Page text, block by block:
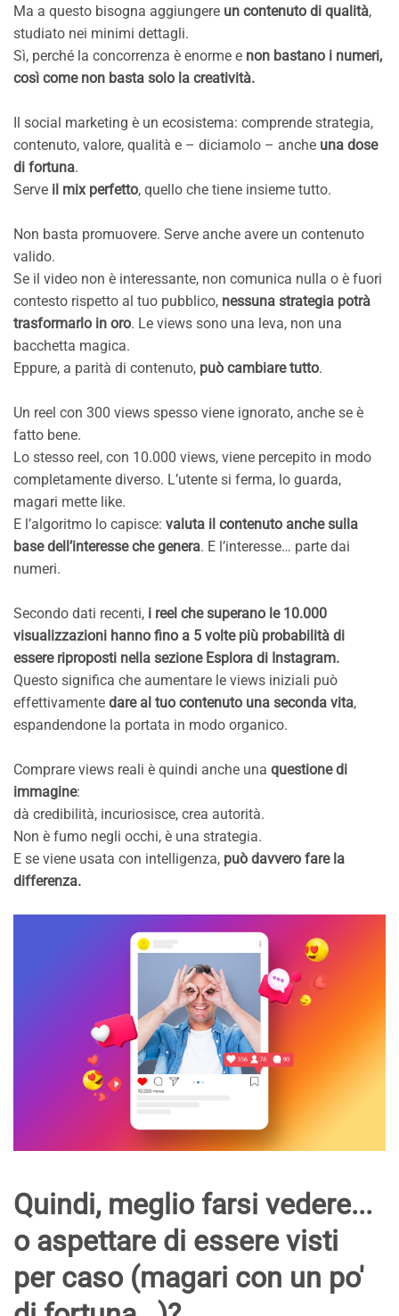
Ma a questo bisogna aggiungere un contenuto di qualità,
studiato nei minimi dettagli.
Sì, perché la concorrenza è enorme e non bastano i numeri,
così come non basta solo la creatività.
Il social marketing è un ecosistema: comprende strategia,
contenuto, valore, qualità e – diciamolo – anche una dose
di fortuna.
Serve il mix perfetto, quello che tiene insieme tutto.
Non basta promuovere. Serve anche avere un contenuto
valido.
Se il video non è interessante, non comunica nulla o è fuori
contesto rispetto al tuo pubblico, nessuna strategia potrà
trasformarlo in oro. Le views sono una leva, non una
bacchetta magica.
Eppure, a parità di contenuto, può cambiare tutto.
Un reel con 300 views spesso viene ignorato, anche se è
fatto bene.
Lo stesso reel, con 10.000 views, viene percepito in modo
completamente diverso. L’utente si ferma, lo guarda,
magari mette like.
E l’algoritmo lo capisce: valuta il contenuto anche sulla
base dell’interesse che genera. E l’interesse… parte dai
numeri.
Secondo dati recenti, i reel che superano le 10.000
visualizzazioni hanno fino a 5 volte più probabilità di
essere riproposti nella sezione Esplora di Instagram.
Questo significa che aumentare le views iniziali può
effettivamente dare al tuo contenuto una seconda vita,
espandendone la portata in modo organico.
Comprare views reali è quindi anche una questione di
immagine:
dà credibilità, incuriosisce, crea autorità.
Non è fumo negli occhi, è una strategia.
E se viene usata con intelligenza, può davvero fare la
differenza.
Quindi, meglio farsi vedere...
o aspettare di essere visti
per caso (magari con un po'